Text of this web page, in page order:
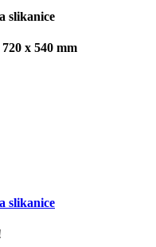
slikanice
720 x 540 mm
slikanice